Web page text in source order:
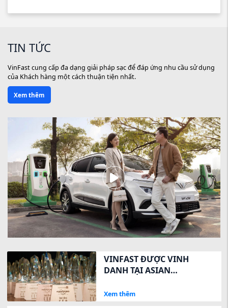
TIN TỨC
VinFast cung cấp đa dạng giải pháp sạc để đáp ứng nhu cầu sử dụng
của Khách hàng một cách thuận tiện nhất.
Xem thêm
VINFAST ĐƯỢC VINH
DANH TẠI ASIAN
VỀ QUAN HỆ NHÀ ĐẦU TƯ
Xem thêm